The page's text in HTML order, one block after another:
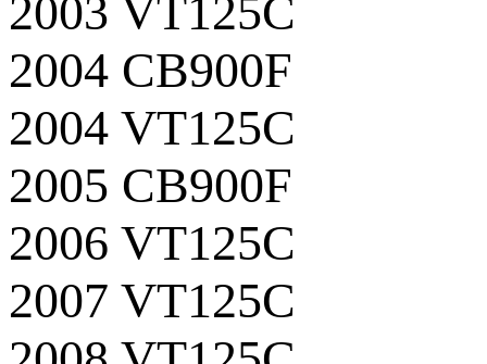
2003 VT125C
2004 CB900F
2004 VT125C
2005 CB900F
2006 VT125C
2007 VT125C